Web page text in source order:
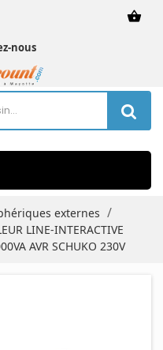
shopping_basket
nous
externes
LINE-INTERACTIVE
AVR SCHUKO 230V